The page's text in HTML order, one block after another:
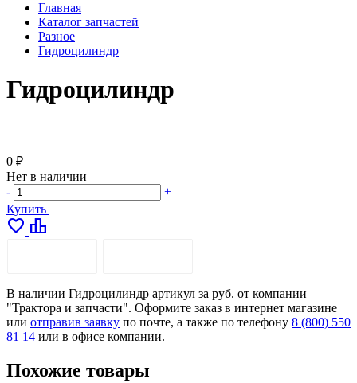
Главная
Каталог запчастей
Разное
Гидроцилиндр
Гидроцилиндр
0 ₽
Нет в наличии
-
+
Купить
favorite leaderboard
В наличии Гидроцилиндр артикул за руб. от компании
"Трактора и запчасти". Оформите заказ в интернет магазине
или отправив заявку по почте, а также по телефону 8 (800) 550
81 14 или в офисе компании.
Похожие товары